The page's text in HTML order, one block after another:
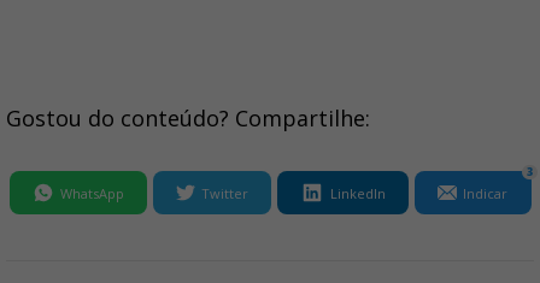
Gostou do conteúdo? Compartilhe:
WhatsApp Twitter LinkedIn Indicar
3